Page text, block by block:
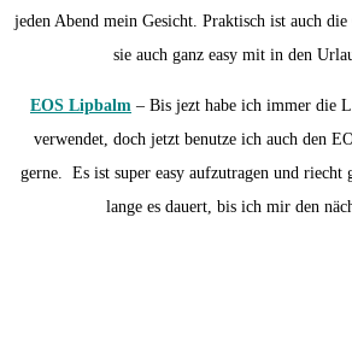
jeden Abend mein Gesicht. Praktisch ist auch
sie auch ganz easy mit in den
EOS Lipbalm – Bis jezt habe ich immer die
verwendet, doch jetzt benutze ich auch den
gerne. Es ist super easy aufzutragen und riecht
lange es dauert, bis ich mir den